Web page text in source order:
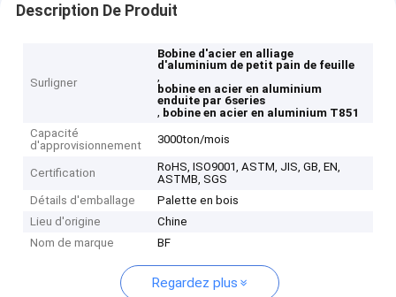
Description De Produit
Surligner
Bobine d'acier en alliage
d'aluminium de petit pain de feuille
,
bobine en acier en aluminium
enduite par 6series
, bobine en acier en aluminium T851
Capacité
d'approvisionnement
3000ton/mois
Certification
RoHS, ISO9001, ASTM, JIS, GB, EN,
ASTMB, SGS
Détails d'emballage
Palette en bois
Lieu d'origine
Chine
Nom de marque
BF
Regardez plus